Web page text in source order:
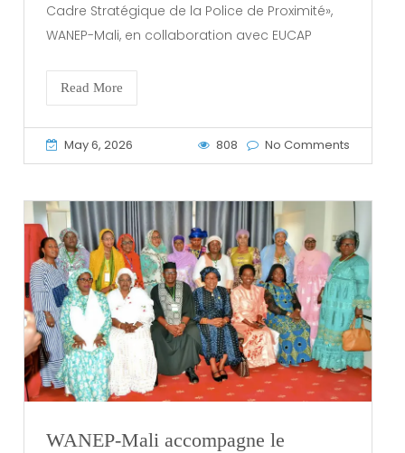
Cadre Stratégique de la Police de Proximité»,
WANEP-Mali, en collaboration avec EUCAP
Read More
May 6, 2026 808 No Comments
WANEP-Mali accompagne le